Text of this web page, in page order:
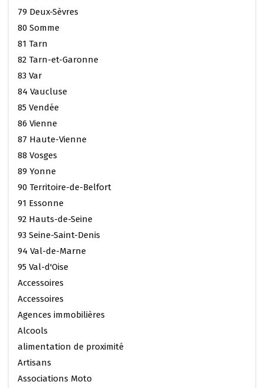
79 Deux-Sèvres
80 Somme
81 Tarn
82 Tarn-et-Garonne
83 Var
84 Vaucluse
85 Vendée
86 Vienne
87 Haute-Vienne
88 Vosges
89 Yonne
90 Territoire-de-Belfort
91 Essonne
92 Hauts-de-Seine
93 Seine-Saint-Denis
94 Val-de-Marne
95 Val-d'Oise
Accessoires
Accessoires
Agences immobilières
Alcools
alimentation de proximité
Artisans
Associations Moto